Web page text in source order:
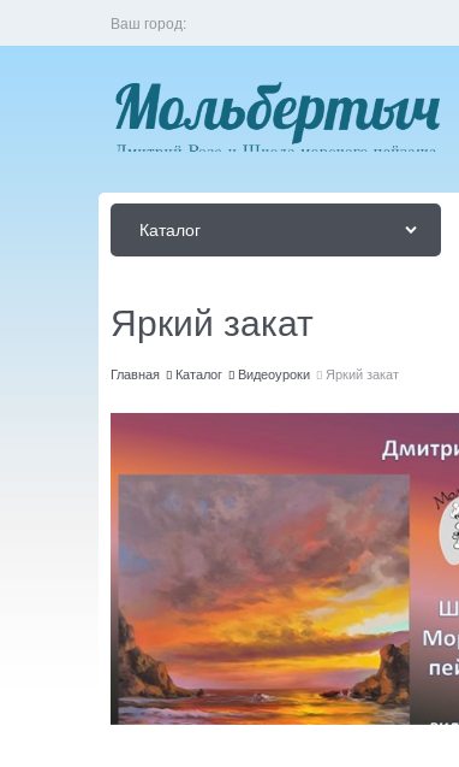
Ваш город:
Каталог
Яркий закат
Главная Каталог Видеоуроки Яркий закат